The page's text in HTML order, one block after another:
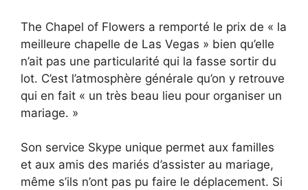
The Chapel of Flowers a remporté le prix de « la
meilleure chapelle de Las Vegas » bien qu’elle
n’ait pas une particularité qui la fasse sortir du
lot. C’est l’atmosphère générale qu’on y retrouve
qui en fait « un très beau lieu pour organiser un
mariage. »
Son service Skype unique permet aux familles
et aux amis des mariés d’assister au mariage,
même s’ils n’ont pas pu faire le déplacement. Si